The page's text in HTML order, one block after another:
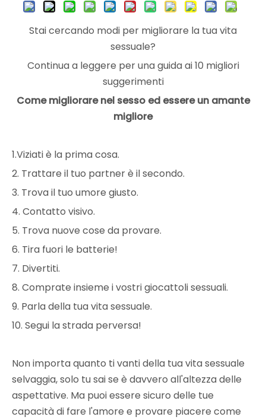
Stai cercando modi per migliorare la tua vita
sessuale?
Continua a leggere per una guida ai 10 migliori
suggerimenti
Come migliorare nel sesso ed essere un amante
migliore
1.Viziati è la prima cosa.
2. Trattare il tuo partner è il secondo.
3. Trova il tuo umore giusto.
4. Contatto visivo.
5. Trova nuove cose da provare.
6. Tira fuori le batterie!
7. Divertiti.
8. Comprate insieme i vostri giocattoli sessuali.
9. Parla della tua vita sessuale.
10. Segui la strada perversa!
Non importa quanto ti vanti della tua vita sessuale
selvaggia, solo tu sai se è davvero all'altezza delle
aspettative. Ma puoi essere sicuro delle tue
capacità di fare l'amore e provare piacere come